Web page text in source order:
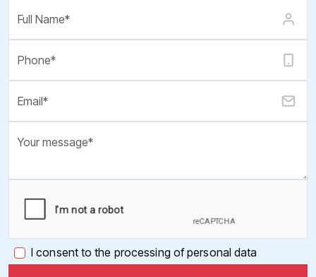
I consent to the processing of personal data